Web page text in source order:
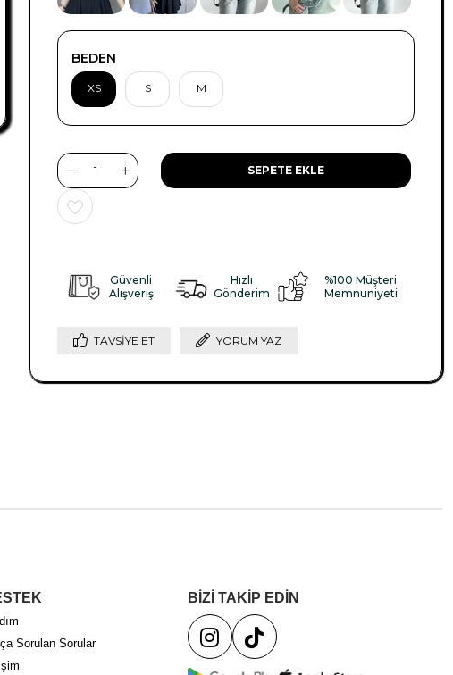
BEDEN
XS S M
Güvenli
Alışveriş
Hızlı
Gönderim
%100 Müşteri
Memnuniyeti
TAVSIYE ET YORUM YAZ
Sorulan Sorular
BİZİ TAKİP EDİN